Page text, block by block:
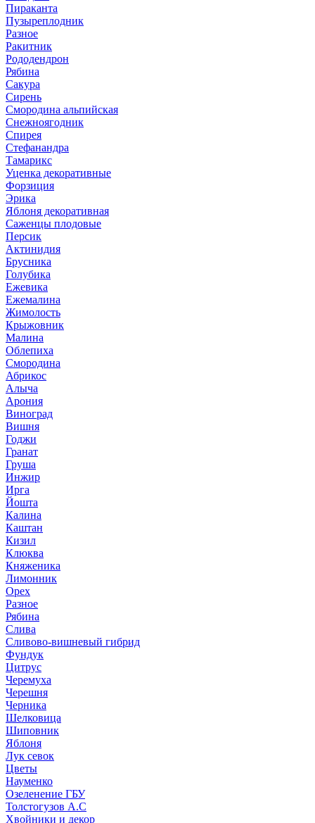
Пираканта
Пузыреплодник
Разное
Ракитник
Рододендрон
Рябина
Сакура
Сирень
Смородина альпийская
Снежноягодник
Спирея
Стефанандра
Тамарикс
Уценка декоративные
Форзиция
Эрика
Яблоня декоративная
Саженцы плодовые
Персик
Актинидия
Брусника
Голубика
Ежевика
Ежемалина
Жимолость
Крыжовник
Малина
Облепиха
Смородина
Абрикос
Алыча
Арония
Виноград
Вишня
Годжи
Гранат
Груша
Инжир
Ирга
Йошта
Калина
Каштан
Кизил
Клюква
Княженика
Лимонник
Орех
Разное
Рябина
Слива
Сливово-вишневый гибрид
Фундук
Цитрус
Черемуха
Черешня
Черника
Шелковица
Шиповник
Яблоня
Лук севок
Цветы
Науменко
Озеленение ГБУ
Толстогузов А.С
Хвойники и декор